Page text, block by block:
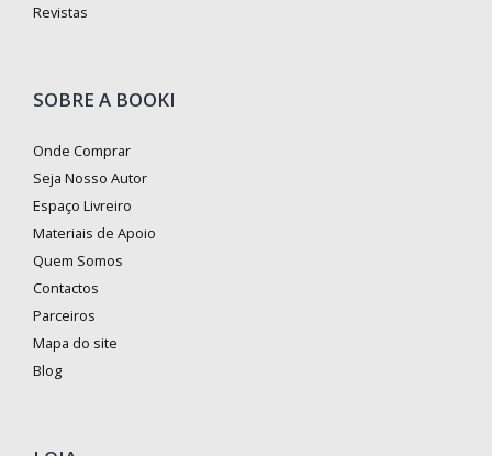
Revistas
SOBRE A BOOKI
Onde Comprar
Seja Nosso Autor
Espaço Livreiro
Materiais de Apoio
Quem Somos
Contactos
Parceiros
Mapa do site
Blog